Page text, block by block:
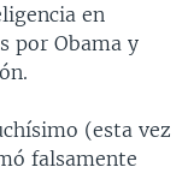
en
por Obama y
(esta vez
falsamente